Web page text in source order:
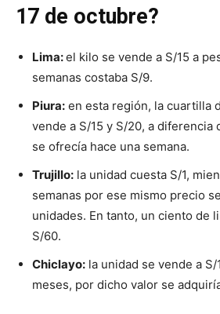
17 de octubre?
Lima:el kilo se vende a S/15 a
semanas costaba S/9.
Piura: en esta región, la cuartilla
vende a S/15 y S/20, a diferencia
se ofrecía hace una semana.
Trujillo: la unidad cuesta S/1,
semanas por ese mismo precio
unidades. En tanto, un ciento de
S/60.
Chiclayo: la unidad se vende a
meses, por dicho valor se